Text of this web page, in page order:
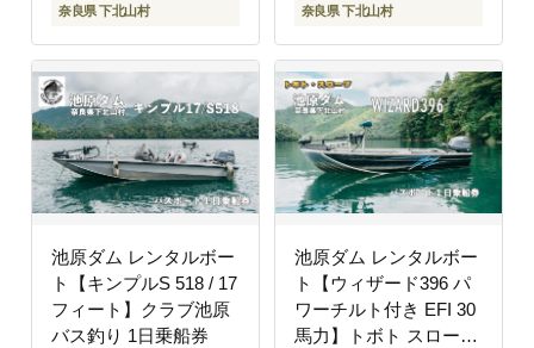
奈良県 下北山村 奈良県 下北山村
池原ダム レンタルボー
ト【キンプルS 518 / 17
フィート】クラブ池原
バス釣り 1日乗船券
池原ダム レンタルボー
ト【ウィザード396 パ
ワーチルト付き EFI 30
馬力】トボト スロープ